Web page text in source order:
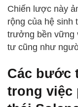
Chiến lược này
rộng của hệ sinh
trưởng bền vững
tư cũng như
Các bước
trong việc